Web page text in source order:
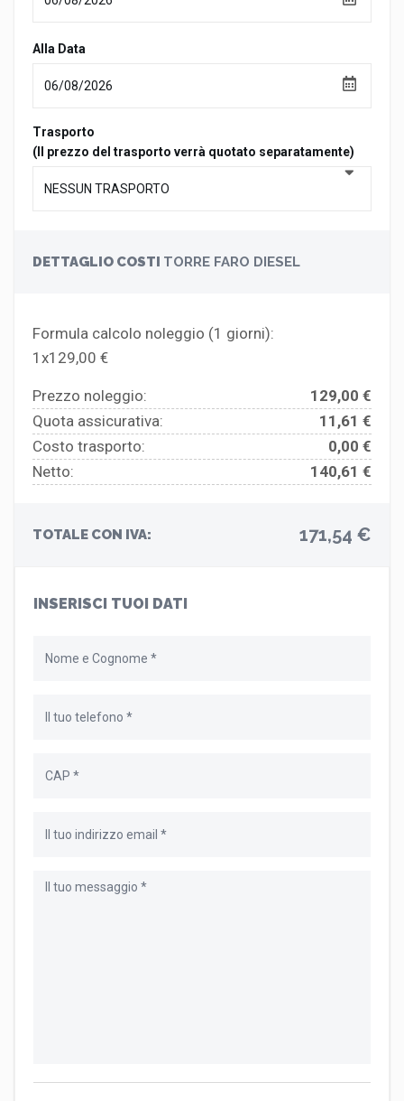
Alla Data
Trasporto
(Il prezzo del trasporto verrà quotato separatamente)
DETTAGLIO COSTI TORRE FARO DIESEL
Formula calcolo noleggio (1 giorni):
1x129,00 €
Prezzo noleggio:
129,00 €
Quota assicurativa:
11,61 €
Costo trasporto:
0,00 €
Netto:
140,61 €
TOTALE CON IVA: 171,54 €
INSERISCI TUOI DATI